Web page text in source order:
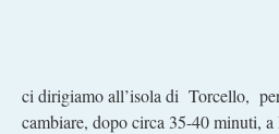
ci dirigiamo all’isola di Torcello,
cambiare, dopo circa 35-40 minuti,